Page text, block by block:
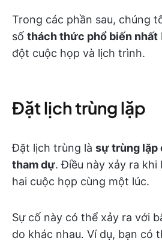
Trong các phần sau, chúng
số thách thức phổ biến nhất
đột cuộc họp và lịch trình.
Đặt lịch trùng lặp
Đặt lịch trùng là sự trùng lặp
tham dự. Điều này xảy ra khi
hai cuộc họp cùng một lúc.
Sự cố này có thể xảy ra với
do khác nhau. Ví dụ, bạn có